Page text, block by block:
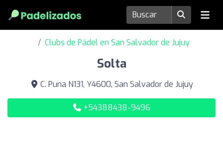
Clubs de Pádel en San Salvador de Jujuy
Solta
C. Puna N131, Y4600, San Salvador de Jujuy
+54388438-9496